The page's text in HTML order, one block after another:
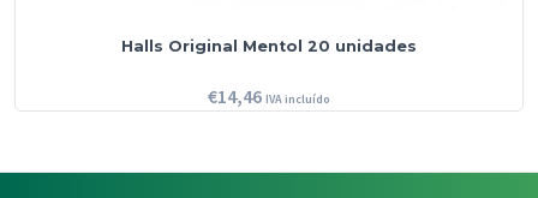
Halls Original Mentol 20 unidades
€14,46 IVA incluído